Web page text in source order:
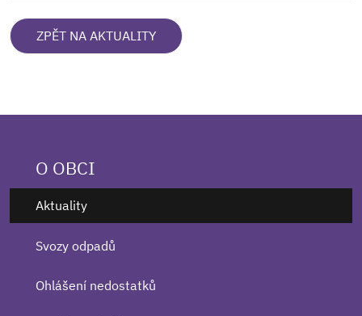
ZPĚT NA AKTUALITY
O OBCI
Aktuality
Svozy odpadů
Ohlášení nedostatků